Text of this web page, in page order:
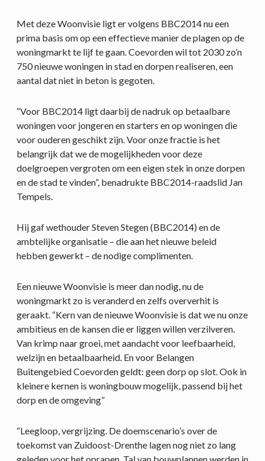
Met deze Woonvisie ligt er volgens BBC2014 nu een
prima basis om op een effectieve manier de plagen op de
woningmarkt te lijf te gaan. Coevorden wil tot 2030 zo’n
750 nieuwe woningen in stad en dorpen realiseren, een
aantal dat niet in beton is gegoten.
“Voor BBC2014 ligt daarbij de nadruk op betaalbare
woningen voor jongeren en starters en op woningen die
voor ouderen geschikt zijn. Voor onze fractie is het
belangrijk dat we de mogelijkheden voor deze
doelgroepen vergroten om een eigen stek in onze dorpen
en de stad te vinden”, benadrukte BBC2014-raadslid Jan
Tempels.
Hij gaf wethouder Steven Stegen (BBC2014) en de
ambtelijke organisatie – die aan het nieuwe beleid
hebben gewerkt – de nodige complimenten.
Een nieuwe Woonvisie is meer dan nodig, nu de
woningmarkt zo is veranderd en zelfs oververhit is
geraakt. “Kern van de nieuwe Woonvisie is dat we nu onze
ambitieus en de kansen die er liggen willen verzilveren.
Van krimp naar groei, met aandacht voor leefbaarheid,
welzijn en betaalbaarheid. En voor Belangen
Buitengebied Coevorden geldt: geen dorp op slot. Ook in
kleinere kernen is woningbouw mogelijk, passend bij het
dorp en de omgeving”
“Leegloop, vergrijzing. De doemscenario’s over de
toekomst van Zuidoost-Drenthe lagen nog niet zo lang